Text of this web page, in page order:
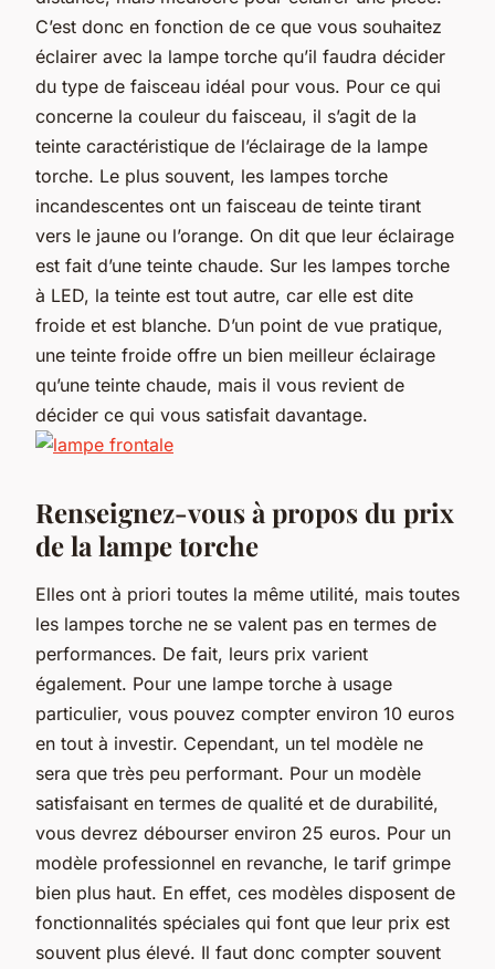
C’est donc en fonction de ce que vous souhaitez
éclairer avec la lampe torche qu’il faudra décider
du type de faisceau idéal pour vous. Pour ce qui
concerne la couleur du faisceau, il s’agit de la
teinte caractéristique de l’éclairage de la lampe
torche. Le plus souvent, les lampes torche
incandescentes ont un faisceau de teinte tirant
vers le jaune ou l’orange. On dit que leur éclairage
est fait d’une teinte chaude. Sur les lampes torche
à LED, la teinte est tout autre, car elle est dite
froide et est blanche. D’un point de vue pratique,
une teinte froide offre un bien meilleur éclairage
qu’une teinte chaude, mais il vous revient de
décider ce qui vous satisfait davantage.
Renseignez-vous à propos du prix
de la lampe torche
Elles ont à priori toutes la même utilité, mais toutes
les lampes torche ne se valent pas en termes de
performances. De fait, leurs prix varient
également. Pour une lampe torche à usage
particulier, vous pouvez compter environ 10 euros
en tout à investir. Cependant, un tel modèle ne
sera que très peu performant. Pour un modèle
satisfaisant en termes de qualité et de durabilité,
vous devrez débourser environ 25 euros. Pour un
modèle professionnel en revanche, le tarif grimpe
bien plus haut. En effet, ces modèles disposent de
fonctionnalités spéciales qui font que leur prix est
souvent plus élevé. Il faut donc compter souvent